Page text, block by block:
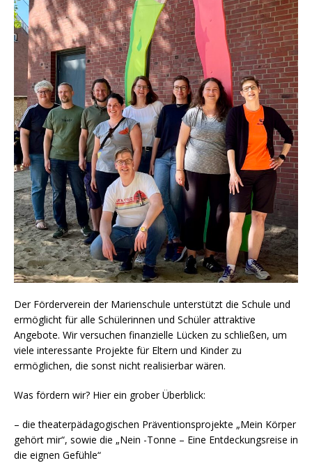
Der Förderverein der Marienschule unterstützt die Schule und
ermöglicht für alle Schülerinnen und Schüler attraktive
Angebote. Wir versuchen finanzielle Lücken zu schließen, um
viele interessante Projekte für Eltern und Kinder zu
ermöglichen, die sonst nicht realisierbar wären.
Was fördern wir? Hier ein grober Überblick:
– die theaterpädagogischen Präventionsprojekte „Mein Körper
gehört mir“, sowie die „Nein -Tonne – Eine Entdeckungsreise in
die eignen Gefühle“